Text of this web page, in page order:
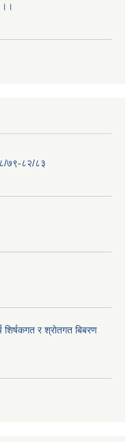
७९-८२/८३
र श्राेतगत बिबरण